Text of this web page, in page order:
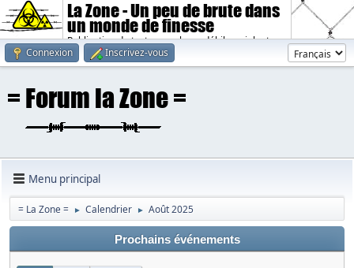
La Zone - Un peu de brute dans
un monde de finesse
Publication de textes sombres, débiles, violents.
Connexion
Inscrivez-vous
Menu principal
= La Zone = ► Calendrier ► Août 2025
Prochains événements